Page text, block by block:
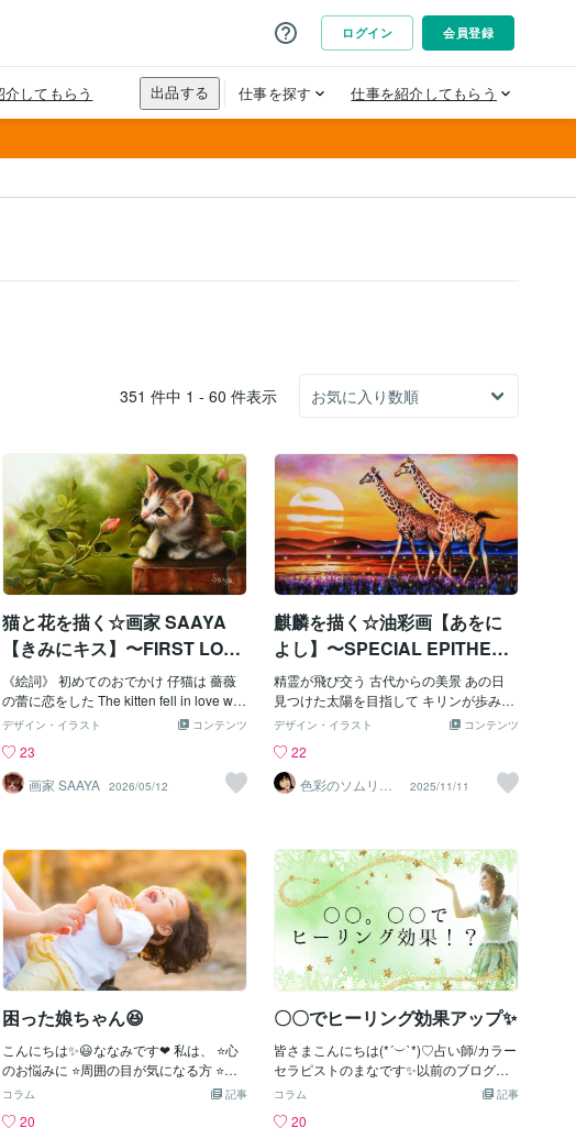
351 件中 1 - 60 件表示
猫と花を描く☆画家 SAAYA
【きみにキス】〜FIRST LOV
E〜
《絵詞》 初めてのおでかけ 仔猫は 薔薇
の蕾に恋をした The kitten fell in love with
the rose bud on first outing.作品画像【き
品中https://coconala.com/contents_mark
et/pictures/cmp14mpsd030ddd0hxua4flx
a◎愛猫ちゃんとお花を組み合わせた絵画
コンテンツ
デザイン・イラスト
23
画家 SAAYA 2026/05/12
麒麟を描く☆油彩画【あをに
よし】〜SPECIAL EPITHE
T〜
精霊が飛び交う 古代からの美景 あの日
見つけた太陽を目指して キリンが歩み続
ける 遥かなる空へと昇る太陽は いつの時
s in old memory. 作品画像【あをによし】
はコンテンツマーケットへ出品中https://c
oconala.com/contents_market/pictures/c
コンテンツ
デザイン・イラスト
22
色彩のソムリエ
（画家）
2025/11/11
困った娘ちゃん😆
こんにちは✨😃ななみです❤ 私は、 ⭐️心
のお悩みに ⭐️周囲の目が気になる方 ⭐️自
分の殻から抜け出せない方 ⭐️自分の思い
てお話を聞いております 🌷〰️🍀〰️🍀〰️🍀
記事
コラム
20
〇〇でヒーリング効果アップ✨
皆さまこんにちは(*´︶`*)♡占い師/カラー
セラピストのまなです✨以前のブログで
クロッカスを紹介したのは覚えていらっ
キっと出ていた１月２３日✨そして今
記事
コラム
20